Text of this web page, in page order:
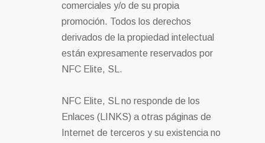
comerciales y/o de su propia
promoción. Todos los derechos
derivados de la propiedad intelectual
están expresamente reservados por
NFC Elite, SL.
NFC Elite, SL no responde de los
Enlaces (LINKS) a otras páginas de
Internet de terceros y su existencia no